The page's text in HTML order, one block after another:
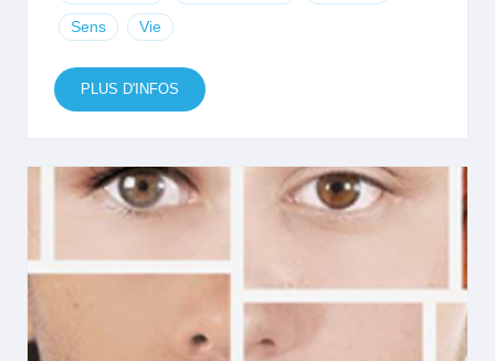
Sens Vie
PLUS D'INFOS